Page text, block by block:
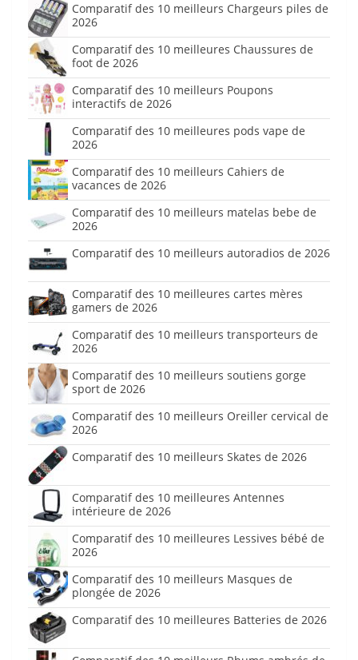
Comparatif des 10 meilleurs Chargeurs piles de
2026
Comparatif des 10 meilleures Chaussures de
foot de 2026
Comparatif des 10 meilleurs Poupons
interactifs de 2026
Comparatif des 10 meilleures pods vape de
2026
Comparatif des 10 meilleurs Cahiers de
vacances de 2026
Comparatif des 10 meilleurs matelas bebe de
2026
Comparatif des 10 meilleurs autoradios de 2026
Comparatif des 10 meilleures cartes mères
gamers de 2026
Comparatif des 10 meilleurs transporteurs de
2026
Comparatif des 10 meilleurs soutiens gorge
sport de 2026
Comparatif des 10 meilleurs Oreiller cervical de
2026
Comparatif des 10 meilleurs Skates de 2026
Comparatif des 10 meilleures Antennes
intérieure de 2026
Comparatif des 10 meilleures Lessives bébé de
2026
Comparatif des 10 meilleurs Masques de
plongée de 2026
Comparatif des 10 meilleures Batteries de 2026